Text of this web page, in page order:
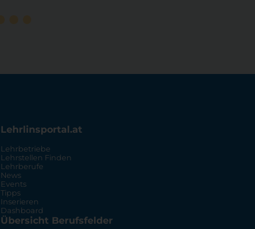
Lehrlinsportal.at
Lehrbetriebe
Lehrstellen Finden
Lehrberufe
News
Events
Tipps
Inserieren
Dashboard
Übersicht Berufsfelder